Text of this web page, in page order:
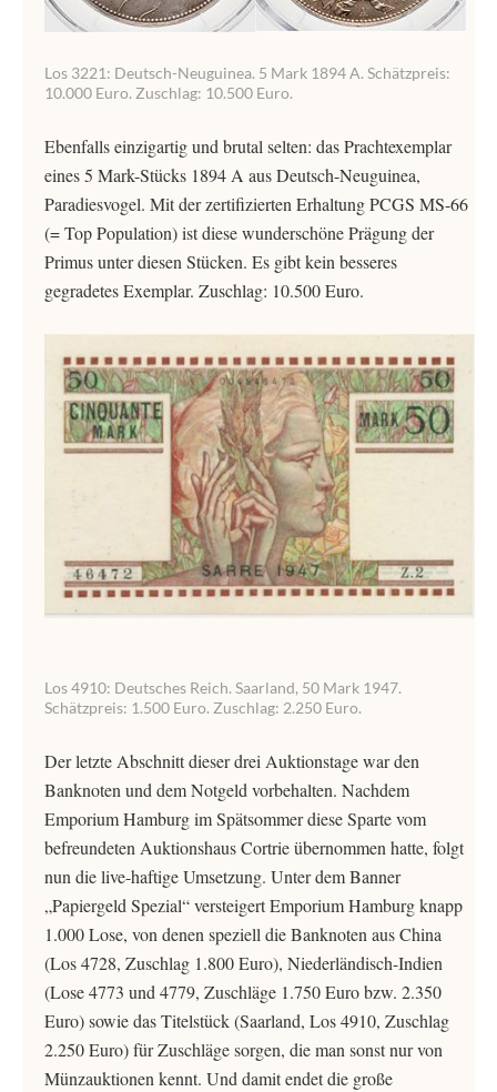
Los 3221: Deutsch-Neuguinea. 5 Mark 1894 A. Schätzpreis:
10.000 Euro. Zuschlag: 10.500 Euro.
Ebenfalls einzigartig und brutal selten: das Prachtexemplar
eines 5 Mark-Stücks 1894 A aus Deutsch-Neuguinea,
Paradiesvogel. Mit der zertifizierten Erhaltung PCGS MS-66
(= Top Population) ist diese wunderschöne Prägung der
Primus unter diesen Stücken. Es gibt kein besseres
gegradetes Exemplar. Zuschlag: 10.500 Euro.
Los 4910: Deutsches Reich. Saarland, 50 Mark 1947.
Schätzpreis: 1.500 Euro. Zuschlag: 2.250 Euro.
Der letzte Abschnitt dieser drei Auktionstage war den
Banknoten und dem Notgeld vorbehalten. Nachdem
Emporium Hamburg im Spätsommer diese Sparte vom
befreundeten Auktionshaus Cortrie übernommen hatte, folgt
nun die live-haftige Umsetzung. Unter dem Banner
„Papiergeld Spezial“ versteigert Emporium Hamburg knapp
1.000 Lose, von denen speziell die Banknoten aus China
(Los 4728, Zuschlag 1.800 Euro), Niederländisch-Indien
(Lose 4773 und 4779, Zuschläge 1.750 Euro bzw. 2.350
Euro) sowie das Titelstück (Saarland, Los 4910, Zuschlag
2.250 Euro) für Zuschläge sorgen, die man sonst nur von
Münzauktionen kennt. Und damit endet die große